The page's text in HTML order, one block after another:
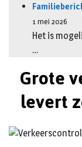
1 mei 2026
Het is
…
Grote
levert